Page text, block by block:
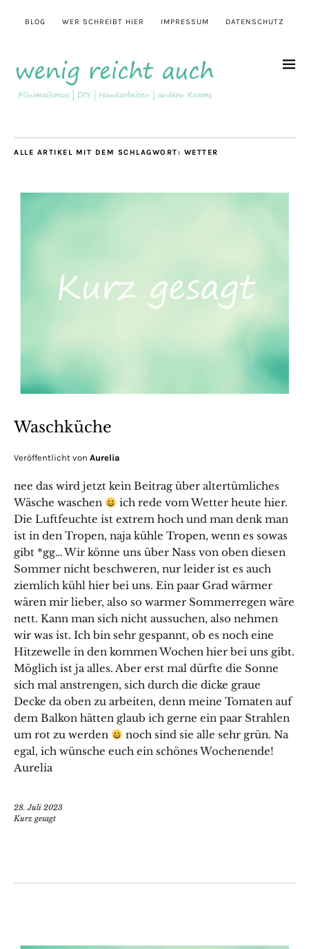
BLOG WER SCHREIBT HIER IMPRESSUM DATENSCHUTZ
ALLE ARTIKEL MIT DEM SCHLAGWORT: WETTER
Waschküche
Veröffentlicht von Aurelia
nee das wird jetzt kein Beitrag über altertümliches
Wäsche waschen
ich rede vom Wetter heute hier.
Die Luftfeuchte ist extrem hoch und man denk man
ist in den Tropen, naja kühle Tropen, wenn es sowas
gibt *gg… Wir könne uns über Nass von oben diesen
Sommer nicht beschweren, nur leider ist es auch
ziemlich kühl hier bei uns. Ein paar Grad wärmer
wären mir lieber, also so warmer Sommerregen wäre
nett. Kann man sich nicht aussuchen, also nehmen
wir was ist. Ich bin sehr gespannt, ob es noch eine
Hitzewelle in den kommen Wochen hier bei uns gibt.
Möglich ist ja alles. Aber erst mal dürfte die Sonne
sich mal anstrengen, sich durch die dicke graue
Decke da oben zu arbeiten, denn meine Tomaten auf
dem Balkon hätten glaub ich gerne ein paar Strahlen
um rot zu werden
noch sind sie alle sehr grün. Na
egal, ich wünsche euch ein schönes Wochenende!
Aurelia
28. Juli 2023
Kurz gesagt